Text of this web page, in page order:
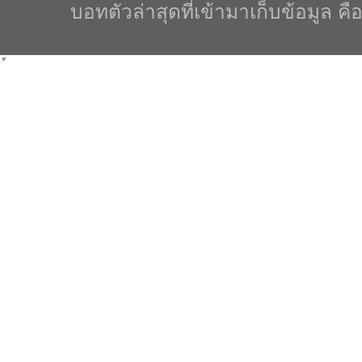
บอทตัวล่าสุดที่เข้ามาเก็บข้อมูล คือ